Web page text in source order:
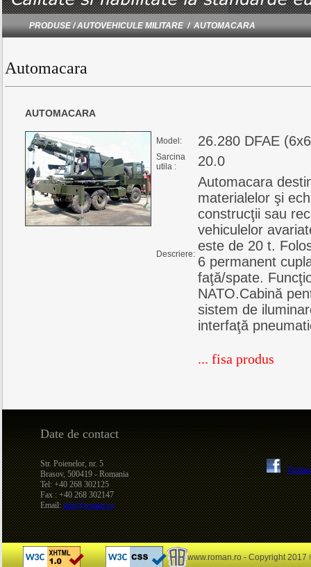
PRODUSE / AUTOVEHICULE MILITARE / AUTOMACARA
Automacara
AUTOMACARA
Model: 26.280 DFAE
Sarcina
utila :
20.0
Descriere:
Automacara
materialelor şi
construcţii sau
vehiculelor
este de 20 t.
6 permanent
faţă/spate.
NATO.Cabină
sistem de
interfaţă
... fisa produs
Date de contact
Str. Poienelor, nr. 5
Brasov, 500419 - Romania
Tel: +40 268 302125
Fax : +40 268 302147
Email:info@roman.ro
www.roman.ro - Copyright 2017